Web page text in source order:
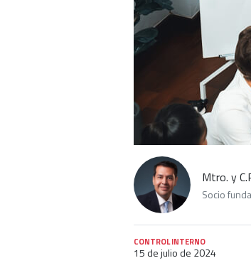
Mtro. y
Socio
CONTROL INTERNO
15 de julio de 2024